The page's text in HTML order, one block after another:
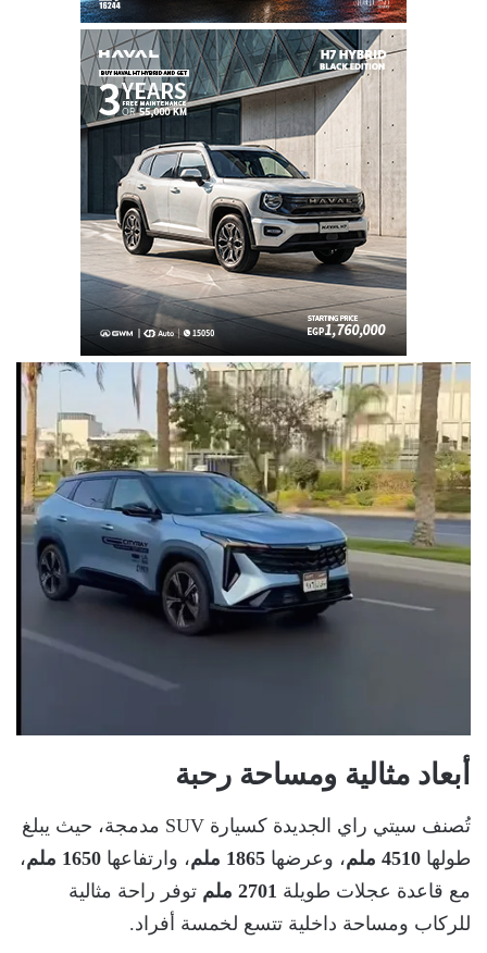
أبعاد مثالية ومساحة رحبة
تُصنف سيتي راي الجديدة كسيارة SUV مدمجة، حيث يبلغ
طولها 4510 ملم ، وعرضها 1865 ملم ، وارتفاعها 1650 ملم
،
مع قاعدة عجلات طويلة 2701 ملم
توفر راحة مثالية
للركاب ومساحة داخلية تتسع لخمسة أفراد.